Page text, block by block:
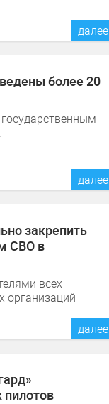
далее
более 20
далее
закрепить
СВО в
всех
организаций
далее